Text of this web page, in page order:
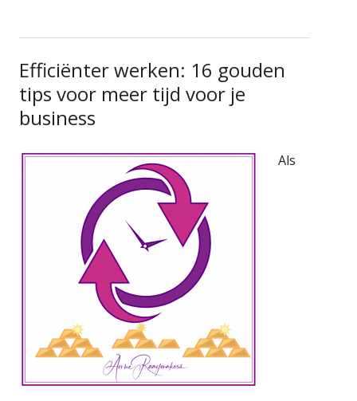
Efficiënter werken: 16 gouden
tips voor meer tijd voor je
business
Als